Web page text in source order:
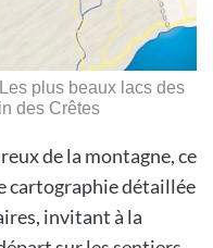
plus beaux lacs des
des Crêtes
de la montagne, ce
cartographie détaillée
invitant à la